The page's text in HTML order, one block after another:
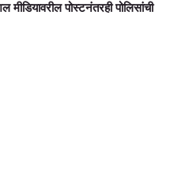
मीडियावरील पोस्टनंतरही पोलिसांची